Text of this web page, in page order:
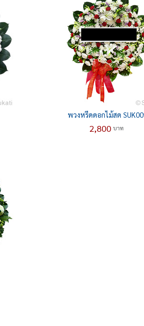
พวงหรีดดอกไม้สด
2,800บาท